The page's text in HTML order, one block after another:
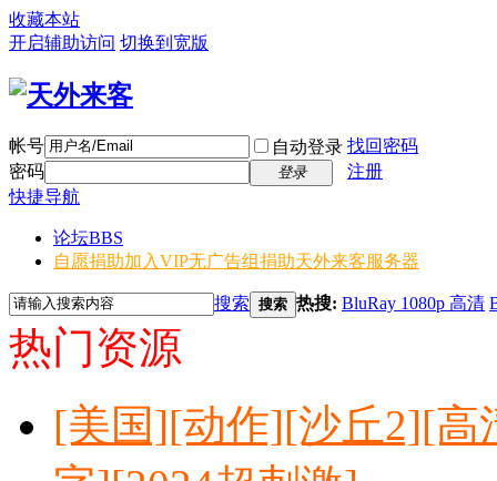
收藏本站
开启辅助访问 切换到宽版
帐号 自动登录 找回密码
密码
登录
注册
快捷导航
论坛BBS
自愿捐助加入VIP无广告组捐助天外来客服务器
搜索 搜索 热搜: BluRay 1080p 高清
热门资源
[美国][动作][沙丘2][高